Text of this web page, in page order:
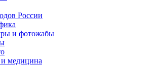
России
и фотожабы
и медицина